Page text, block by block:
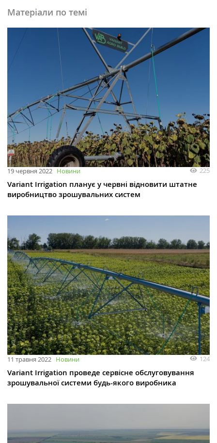
Матеріали по темі
19 червня 2022 Новини 225
Variant Irrigation планує у червні відновити штатне
виробництво зрошувальних систем
11 травня 2022 Новини 124
Variant Irrigation проведе сервісне обслуговування
зрошувальної системи будь-якого виробника